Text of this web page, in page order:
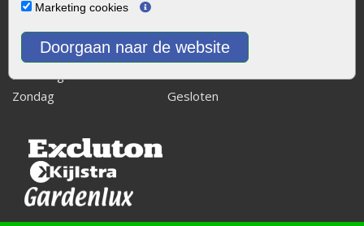
Marketing cookies
Doorgaan naar de website
Woensdag
Donderdag
08:00 - 17:00
Vrijdag
08:00 - 17:00
Zaterdag
08:00 - 15.00
Zondag
Gesloten